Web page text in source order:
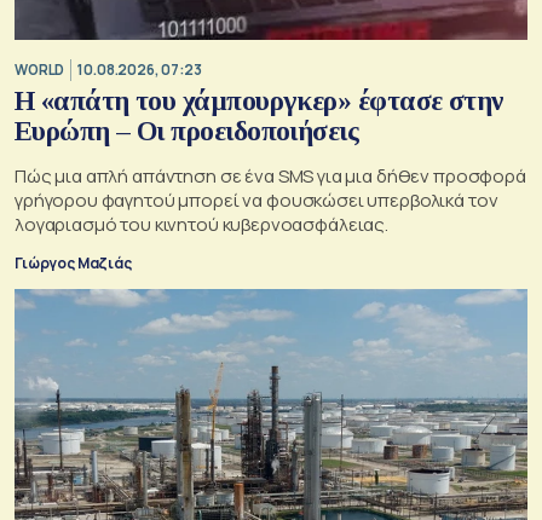
WORLD 10.08.2026, 07:23
Η «απάτη του χάμπουργκερ» έφτασε στην
Ευρώπη – Οι προειδοποιήσεις
Πώς μια απλή απάντηση σε ένα SMS για μια δήθεν προσφορά
γρήγορου φαγητού μπορεί να φουσκώσει υπερβολικά τον
λογαριασμό του κινητού κυβερνοασφάλειας.
Γιώργος Μαζιάς